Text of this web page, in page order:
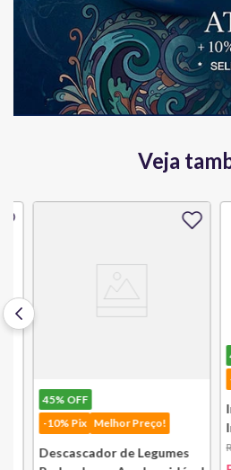
Veja
45%OFF
-10% Pix
Melhor Preço!
Descascador de Legumes
-